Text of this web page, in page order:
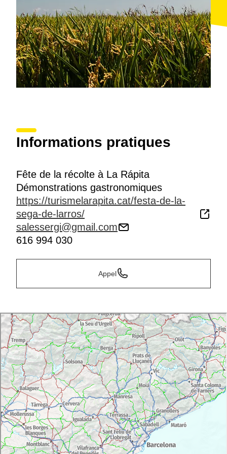
et festive à cette célébration, un hommage à l’effort et
à la persévérance des agriculteurs.
Informations pratiques
Fête de la récolte à La Rápita
Démonstrations gastronomiques
https://turismelarapita.cat/festa-de-la-
sega-de-larros/
salessergi@gmail.com
616 994 030
Appel